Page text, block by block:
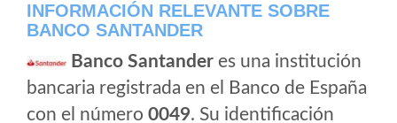
INFORMACIÓN RELEVANTE SOBRE
BANCO SANTANDER
Banco Santander es una institución
bancaria registrada en el Banco de España
con el número 0049. Su identificación